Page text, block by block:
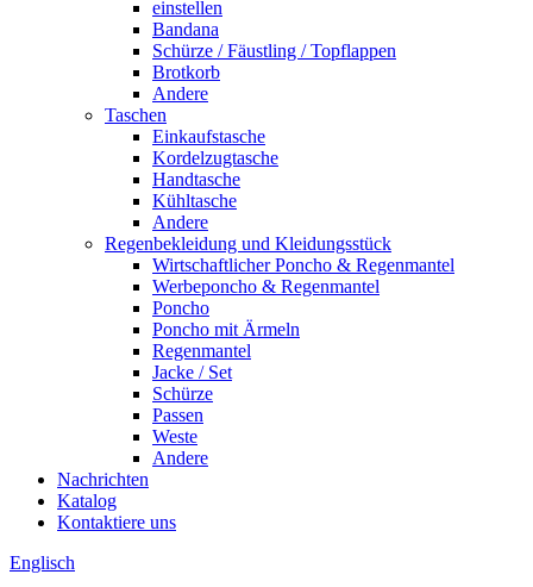
einstellen
Bandana
Schürze / Fäustling / Topflappen
Brotkorb
Andere
Taschen
Einkaufstasche
Kordelzugtasche
Handtasche
Kühltasche
Andere
Regenbekleidung und Kleidungsstück
Wirtschaftlicher Poncho & Regenmantel
Werbeponcho & Regenmantel
Poncho
Poncho mit Ärmeln
Regenmantel
Jacke / Set
Schürze
Passen
Weste
Andere
Nachrichten
Katalog
Kontaktiere uns
Englisch